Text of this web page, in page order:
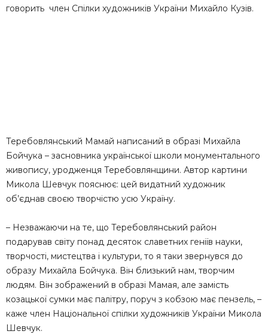
говорить член Спілки художників України Михайло Кузів.
Теребовлянський Мамай написаний в образі Михайла
Бойчука – засновника української школи монументального
живопису, уродженця Теребовлянщини. Автор картини
Микола Шевчук пояснює: цей видатний художник
об’єднав своєю творчістю усю Україну.
– Незважаючи на те, що Теребовлянський район
подарував світу понад десяток славетних геніїв науки,
творчості, мистецтва і культури, то я таки звернувся до
образу Михайла Бойчука. Він близький нам, творчим
людям. Він зображений в образі Мамая, але замість
козацької сумки має палітру, поруч з кобзою має пензель, –
каже член Національної спілки художників України Микола
Шевчук.